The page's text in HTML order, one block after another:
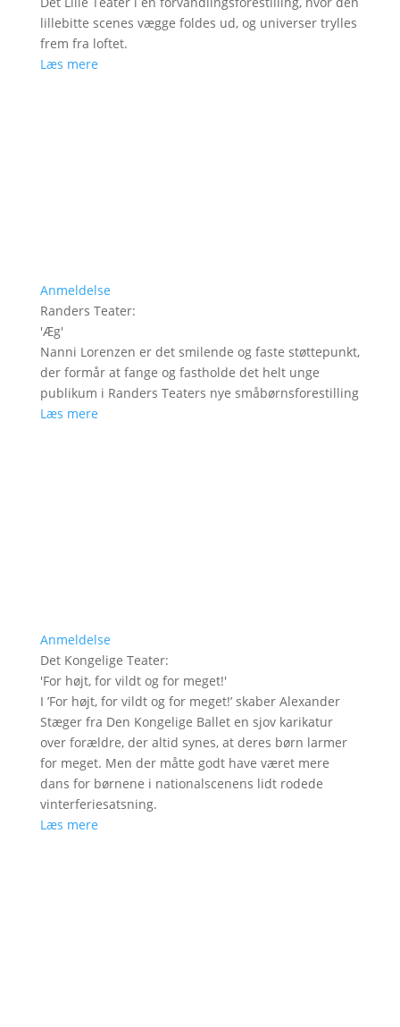
lillebitte scenes vægge foldes ud, og universer trylles
frem fra loftet.
Læs mere
Anmeldelse
Randers Teater:
'Æg'
Nanni Lorenzen er det smilende og faste støttepunkt,
der formår at fange og fastholde det helt unge
publikum i Randers Teaters nye småbørnsforestilling
Læs mere
Anmeldelse
Det Kongelige Teater:
'For højt, for vildt og for meget!'
I ’For højt, for vildt og for meget!’ skaber Alexander
Stæger fra Den Kongelige Ballet en sjov karikatur
over forældre, der altid synes, at deres børn larmer
for meget. Men der måtte godt have været mere
dans for børnene i nationalscenens lidt rodede
vinterferiesatsning.
Læs mere